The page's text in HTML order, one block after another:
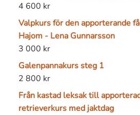
4 600 kr
Valpkurs för den apporterande
Hajom - Lena Gunnarsson
3 000 kr
Galenpannakurs steg 1
2 800 kr
Från kastad leksak till
retrieverkurs med jaktdag